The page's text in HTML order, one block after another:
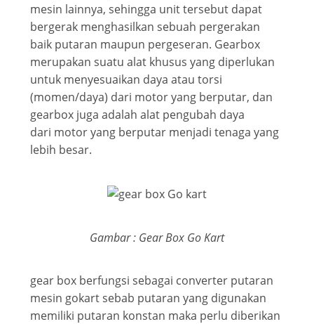
mesin lainnya, sehingga unit tersebut dapat
bergerak menghasilkan sebuah pergerakan
baik putaran maupun pergeseran. Gearbox
merupakan suatu alat khusus yang diperlukan
untuk menyesuaikan daya atau torsi
(momen/daya) dari motor yang berputar, dan
gearbox juga adalah alat pengubah daya
dari motor yang berputar menjadi tenaga yang
lebih besar.
Gambar : Gear Box Go Kart
gear box berfungsi sebagai converter putaran
mesin gokart sebab putaran yang digunakan
memiliki putaran konstan maka perlu diberikan